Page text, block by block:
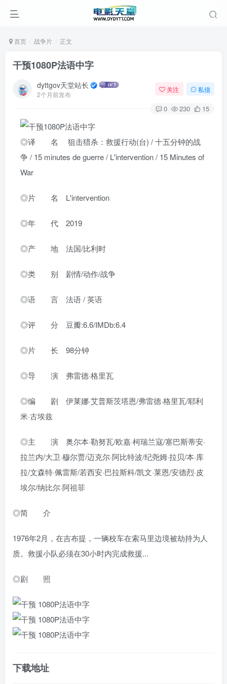
首页 战争片 正文
干预1080P法语中字
dyttgov天堂站长
2个月前发布
关注 私信
0 230 15
◎译 名 狙击猎杀：救援行动(台) / 十五分钟的战
争 / 15 minutes de guerre / L'intervention / 15 Minutes of
War
◎片 名 L'intervention
◎年 代 2019
◎产 地 法国/比利时
◎类 别 剧情/动作/战争
◎语 言 法语 / 英语
◎评 分 豆瓣:6.6/IMDb:6.4
◎片 长 98分钟
◎导 演 弗雷德·格里瓦
◎编 剧 伊莱娜·艾普斯茨塔恩/弗雷德·格里瓦/耶利
米·古埃兹
◎主 演 奥尔本·勒努瓦/欧嘉·柯瑞兰寇/塞巴斯蒂安·
拉兰内/大卫·穆尔贾/迈克尔·阿比特波/纪尧姆·拉贝/本·库
拉/文森特·佩雷斯/若西安·巴拉斯科/凯文·莱恩/安德烈·皮
埃尔/纳比尔·阿祖菲
◎简 介
1976年2月，在吉布提，一辆校车在索马里边境被劫持为人
质。救援小队必须在30小时内完成救援...
◎剧 照
下载地址